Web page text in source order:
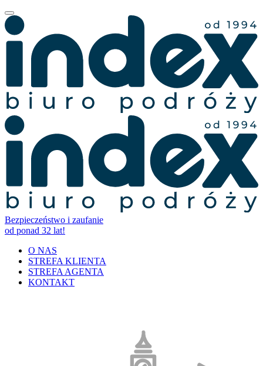
Bezpieczeństwo i zaufanie
od ponad 32 lat!
O NAS
STREFA KLIENTA
STREFA AGENTA
KONTAKT